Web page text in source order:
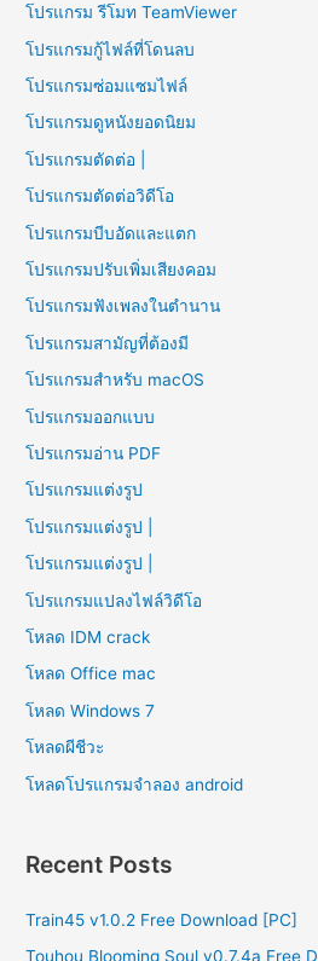
โปรแกรม รีโมท TeamViewer
โปรแกรมกู้ไฟล์ที่โดนลบ
โปรแกรมซ่อมแซมไฟล์
โปรแกรมดูหนังยอดนิยม
โปรแกรมตัดต่อ |
โปรแกรมตัดต่อวิดีโอ
โปรแกรมบีบอัดและแตก
โปรแกรมปรับเพิ่มเสียงคอม
โปรแกรมฟังเพลงในตำนาน
โปรแกรมสามัญที่ต้องมี
โปรแกรมสำหรับ macOS
โปรแกรมออกแบบ
โปรแกรมอ่าน PDF
โปรแกรมแต่งรูป
โปรแกรมแต่งรูป |
โปรแกรมแต่งรูป |
โปรแกรมแปลงไฟล์วิดีโอ
โหลด IDM crack
โหลด Office mac
โหลด Windows 7
โหลดผีชีวะ
โหลดโปรแกรมจําลอง android
Recent Posts
Train45 v1.0.2 Free Download [PC]
Touhou Blooming Soul v0.7.4a Free